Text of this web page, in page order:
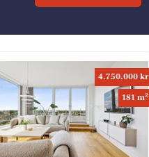
4.750.000 kr
181 m2